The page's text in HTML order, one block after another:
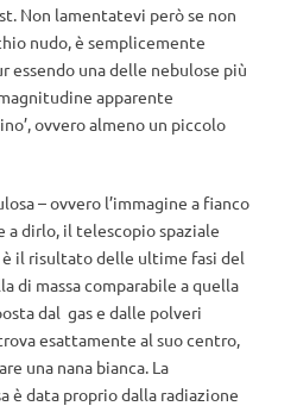
Non lamentatevi però se non
nudo, è semplicemente
essendo una delle nebulose più
apparente
ovvero almeno un piccolo
– ovvero l’immagine a fianco
a dirlo, il telescopio spaziale
è il risultato delle ultime fasi del
di massa comparabile a quella
dal gas e dalle polveri
esattamente al suo centro,
una nana bianca. La
è data proprio dalla radiazione